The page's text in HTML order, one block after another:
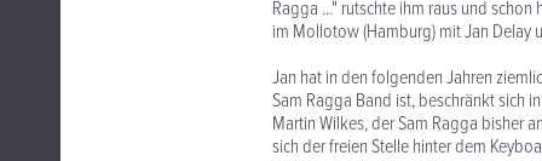
Ragga ..." rutschte ihm raus und
im Mollotow (Hamburg) mit Jan Delay
Jan hat in den folgenden Jahren
Sam Ragga Band ist, beschränkt sich
Martin Wilkes, der Sam Ragga bisher
sich der freien Stelle hinter dem